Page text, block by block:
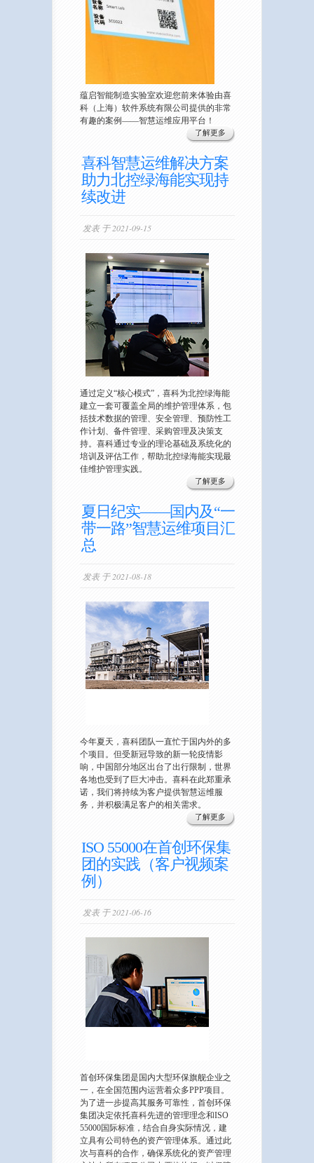
蕴启智能制造实验室欢迎您前来体验由喜
科（上海）软件系统有限公司提供的非常
有趣的案例——智慧运维应用平台！
了解更多
喜科智慧运维解决方案
助力北控绿海能实现持
续改进
发表 于 2021-09-15
通过定义“核心模式”，喜科为北控绿海能
建立一套可覆盖全局的维护管理体系，包
括技术数据的管理、安全管理、预防性工
作计划、备件管理、采购管理及决策支
持。喜科通过专业的理论基础及系统化的
培训及评估工作，帮助北控绿海能实现最
佳维护管理实践。
了解更多
夏日纪实——国内及“一
带一路”智慧运维项目汇
总
发表 于 2021-08-18
今年夏天，喜科团队一直忙于国内外的多
个项目。但受新冠导致的新一轮疫情影
响，中国部分地区出台了出行限制，世界
各地也受到了巨大冲击。喜科在此郑重承
诺，我们将持续为客户提供智慧运维服
务，并积极满足客户的相关需求。
了解更多
ISO 55000在首创环保集
团的实践（客户视频案
例）
发表 于 2021-06-16
首创环保集团是国内大型环保旗舰企业之
一，在全国范围内运营着众多PPP项目。
为了进一步提高其服务可靠性，首创环保
集团决定依托喜科先进的管理理念和ISO
55000国际标准，结合自身实际情况，建
立具有公司特色的资产管理体系。通过此
次与喜科的合作，确保系统化的资产管理